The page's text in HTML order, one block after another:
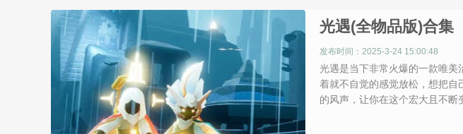
光遇(全物品版)合集
发布时间：2025-3-24 15:00:48
光遇是当下非常火爆的一款唯
着就不自觉的感觉放松，想把自
的风声，让你在这个宏大且不断